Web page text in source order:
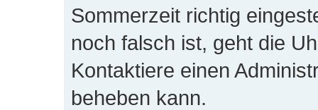
Sommerzeit richtig
noch falsch ist, geht die
Kontaktiere einen
beheben kann.